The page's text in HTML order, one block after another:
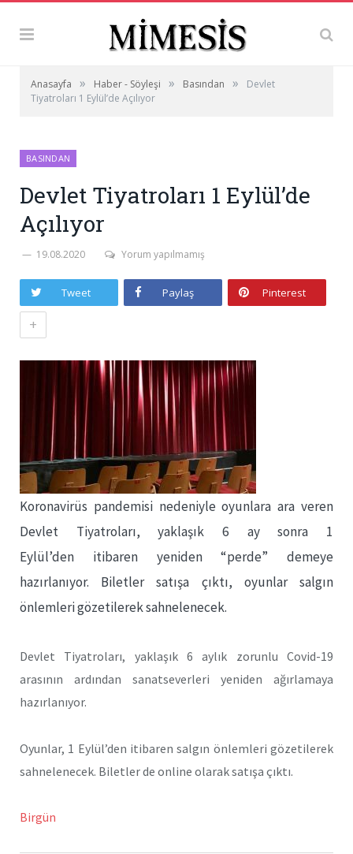
Anasayfa » Haber - Söyleşi » Basından »
Devlet
Tiyatroları 1 Eylül’de Açılıyor
BASINDAN
Devlet Tiyatroları 1 Eylül’de
Açılıyor
19.08.2020 Yorum yapılmamış
Tweet Paylaş Pinterest
+
Koronavirüs pandemisi nedeniyle oyunlara ara veren
Devlet Tiyatroları, yaklaşık 6 ay sonra 1
Eylül’den itibaren yeniden “perde” demeye
hazırlanıyor. Biletler satışa çıktı, oyunlar salgın
önlemleri gözetilerek sahnelenecek.
Devlet Tiyatroları, yaklaşık 6 aylık zorunlu Covid-19
arasının ardından sanatseverleri yeniden ağırlamaya
hazırlanıyor.
Oyunlar, 1 Eylül’den itibaren salgın önlemleri gözetilerek
sahnelenecek. Biletler de online olarak satışa çıktı.
Birgün